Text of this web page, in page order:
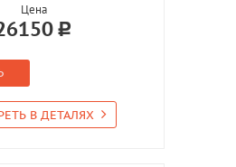
Цена
В ДЕТАЛЯХ